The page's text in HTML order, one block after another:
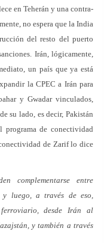
en Teherán y una contra-
no espera que la India
del resto del puerto
Irán, lógicamente,
un país que ya está
la CPEC a Irán para
y Gwadar vinculados,
su lado, es decir, Pakistán
de conectividad
de Zarif lo dice
complementarse entre
y luego, a través de eso,
desde Irán al
y también a través